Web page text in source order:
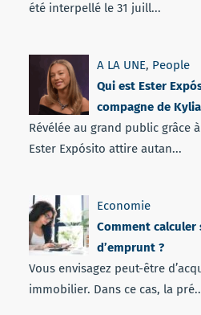
été interpellé le 31 juill...
A LA UNE, People
Qui est Ester
compagne de
Révélée au grand public grâce
Ester Expósito attire autan...
Economie
Comment calculer
d’emprunt ?
Vous envisagez peut-être
immobilier. Dans ce cas, la